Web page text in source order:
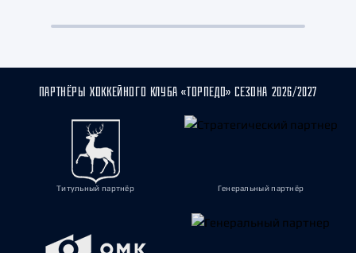
ПАРТНЁРЫ ХОККЕЙНОГО КЛУБА «ТОРПЕДО» СЕЗОНА 2026/2027
Титульный партнёр Генеральный партнёр